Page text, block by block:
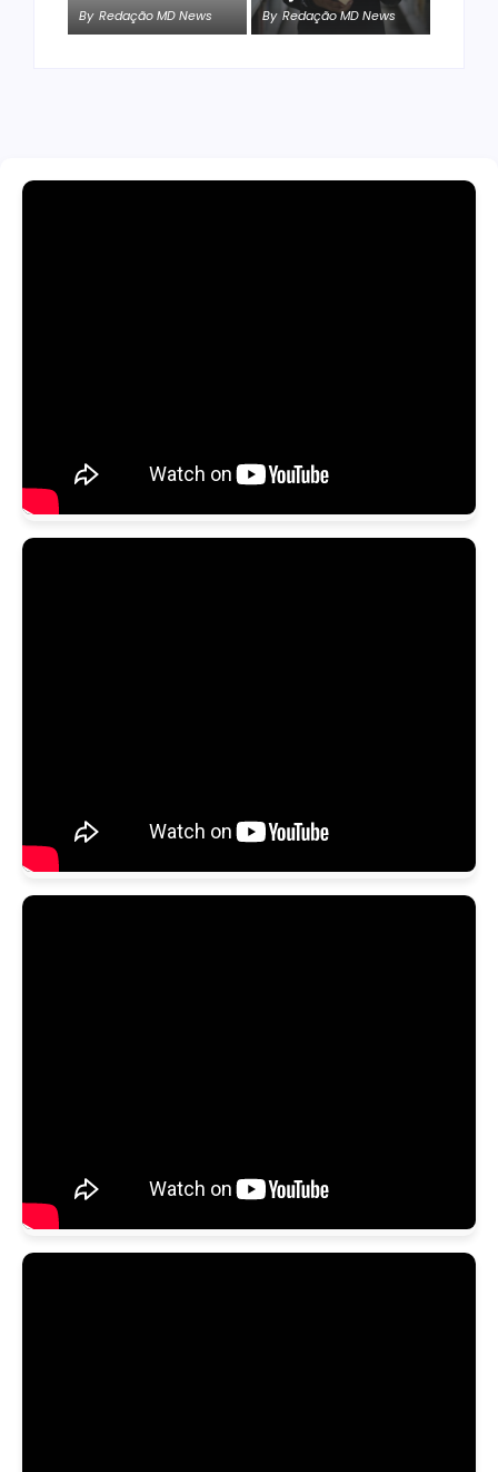
By Redação MD News By Redação MD News